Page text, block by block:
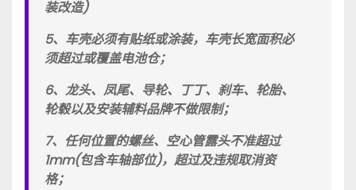
装改造)
5、车壳必须有贴纸或涂装，车壳长宽面积必
须超过或覆盖电池仓；
6、龙头、凤尾、导轮、丁丁、刹车、轮胎、
轮毂以及安装辅料品牌不做限制；
7、任何位置的螺丝、空心管露头不准超过
1mm(包含车轴部位)，超过及违规取消资
格；